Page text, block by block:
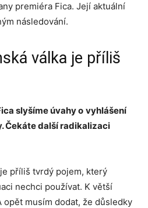
premiéra Fica. Její aktuální
následování.
válka je příliš
slyšíme úvahy o vyhlášení
Čekáte další radikalizaci
příliš tvrdý pojem, který
nechci používat. K větší
opět musím dodat, že důsledky